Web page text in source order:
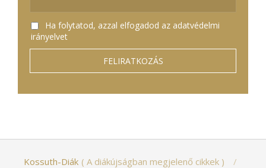
Ha folytatod, azzal elfogadod az adatvédelmi
irányelvet
Kossuth-Diák
A diákújságban megjelenő cikkek